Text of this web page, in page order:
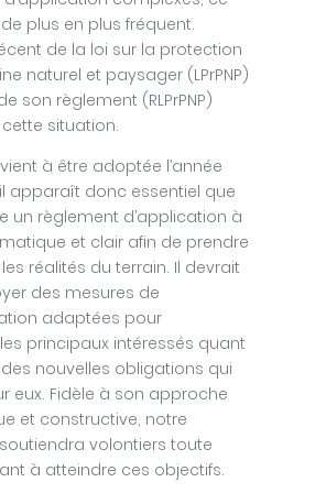
plus en plus fréquent.
de la loi sur la protection
naturel et paysager (LPrPNP)
son règlement (RLPrPNP)
situation.
vient à être adoptée l’année
apparaît donc essentiel que
un règlement d’application à
et clair afin de prendre
réalités du terrain. Il devrait
des mesures de
adaptées pour
principaux intéressés quant
nouvelles obligations qui
eux. Fidèle à son approche
et constructive, notre
volontiers toute
à atteindre ces objectifs.